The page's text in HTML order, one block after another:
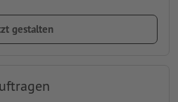
gestalten